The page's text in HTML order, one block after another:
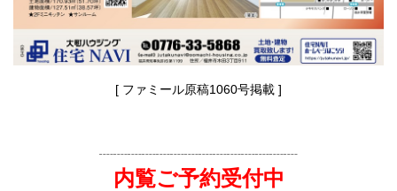
[ ファミール原稿1060号掲載 ]
┈┈┈┈┈┈┈┈┈┈┈┈┈┈
内覧ご予約受付中